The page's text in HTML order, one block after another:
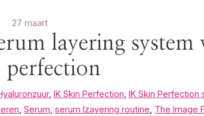
27 maart
layering system
perfection
, IK Skin Perfection IK Skin Perfection
Serum serum lzayering routine The Image